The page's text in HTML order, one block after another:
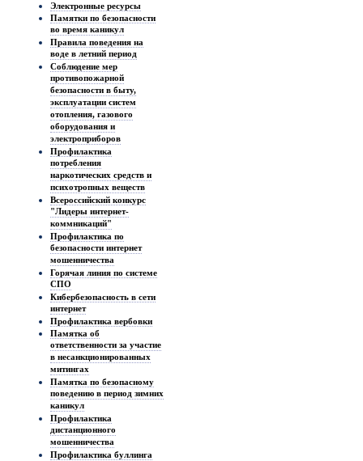
Электронные ресурсы
Памятки по безопасности
во время каникул
Правила поведения на
воде в летний период
Соблюдение мер
противопожарной
безопасности в быту,
эксплуатации систем
отопления, газового
оборудования и
электроприборов
Профилактика
потребления
наркотических средств и
психотропных веществ
Всероссийский конкурс
"Лидеры интернет-
коммникаций"
Профилактика по
безопасности интернет
мошенничества
Горячая линия по системе
СПО
Кибербезопасность в сети
интернет
Профилактика вербовки
Памятка об
ответственности за участие
в несанкционированных
митингах
Памятка по безопасному
поведению в период зимних
каникул
Профилактика
дистанционного
мошенничества
Профилактика буллинга